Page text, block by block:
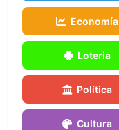
Economía
Loteria
Política
Cultura